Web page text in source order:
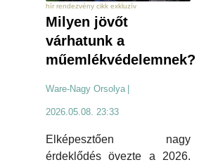
hír rendezvény cikk exkluzív
Milyen jövőt
várhatunk a
műemlékvédelemnek?
Ware-Nagy Orsolya
2026.05.08. 23:33
Elképesztően nagy
érdeklődés övezte a 2026.